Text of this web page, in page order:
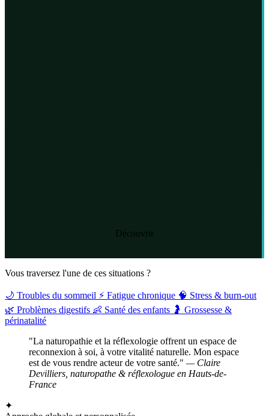
Découvrir
Vous traversez l'une de ces situations ?
🌙 Troubles du sommeil ⚡ Fatigue chronique 🧠 Stress & burn-out
🌿 Problèmes digestifs 👶 Santé des enfants 🤰 Grossesse &
périnatalité
"La naturopathie et la réflexologie offrent un espace de
reconnexion à soi, à votre vitalité naturelle. Mon espace
est de vous rendre acteur de votre santé." — Claire
Devilliers, naturopathe & réflexologue en Hauts-de-
France
✦